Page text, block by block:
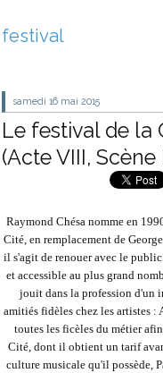
festival
samedi 16 mai 2015
Le festival de la
(Acte VIII, Scène
Raymond Chésa nomme en
Cité, en remplacement de
il s'agit de renouer avec le
et accessible au plus grand
jouit dans la profession d'un
amitiés fidèles chez les artistes :
toutes les ficèles du métier
Cité, dont il obtient un tarif
culture musicale qu'il possède,